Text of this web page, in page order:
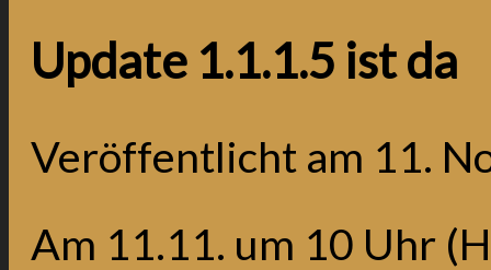
Update 1.1.1.5 ist da
Veröffentlicht am 11.
Am 11.11. um 10 Uhr